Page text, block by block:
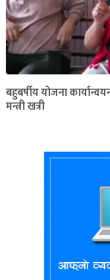
बहुबर्षीय योजना
मन्त्री खत्री